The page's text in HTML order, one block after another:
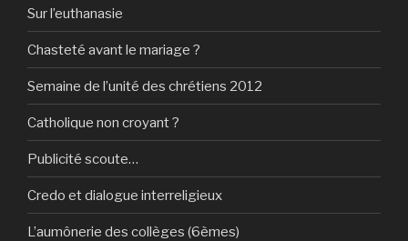
Sur l’euthanasie
Chasteté avant le mariage ?
Semaine de l’unité des chrétiens 2012
Catholique non croyant ?
Publicité scoute…
Credo et dialogue interreligieux
L’aumônerie des collèges (6èmes)